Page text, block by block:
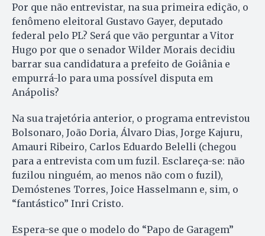
Por que não entrevistar, na sua primeira edição, o
fenômeno eleitoral Gustavo Gayer, deputado
federal pelo PL? Será que vão perguntar a Vitor
Hugo por que o senador Wilder Morais decidiu
barrar sua candidatura a prefeito de Goiânia e
empurrá-lo para uma possível disputa em
Anápolis?
Na sua trajetória anterior, o programa entrevistou
Bolsonaro, João Doria, Álvaro Dias, Jorge Kajuru,
Amauri Ribeiro, Carlos Eduardo Belelli (chegou
para a entrevista com um fuzil. Esclareça-se: não
fuzilou ninguém, ao menos não com o fuzil),
Demóstenes Torres, Joice Hasselmann e, sim, o
“fantástico” Inri Cristo.
Espera-se que o modelo do “Papo de Garagem”